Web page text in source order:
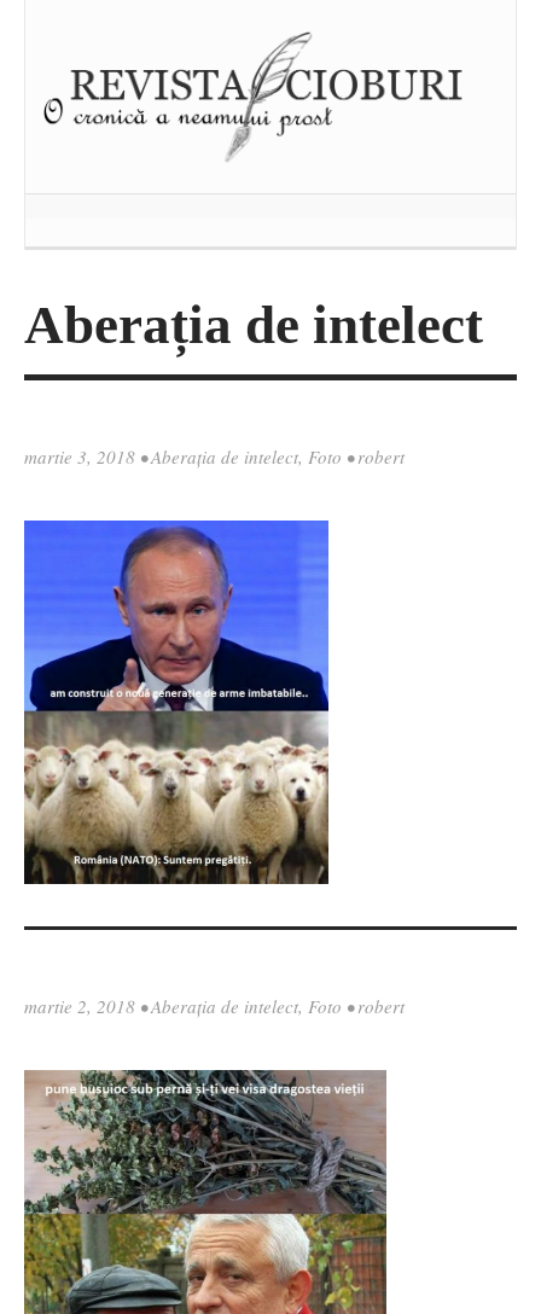
Aberația de intelect
martie 3, 2018 •Aberația de intelect, Foto •robert
martie 2, 2018 •Aberația de intelect, Foto •robert